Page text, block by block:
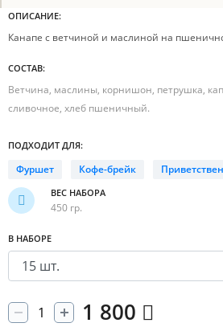
ОПИСАНИЕ:
Канапе с ветчиной и маслиной на
СОСТАВ:
Ветчина, маслины, корнишон, петрушка,
сливочное, хлеб пшеничный.
ПОДХОДИТ ДЛЯ:
Фуршет Кофе-брейк
ВЕС НАБОРА
450 гр.
В НАБОРЕ
1 800